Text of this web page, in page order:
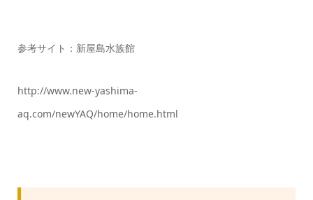
参考サイト：新屋島水族館
http://www.new-yashima-
aq.com/newYAQ/home/home.html